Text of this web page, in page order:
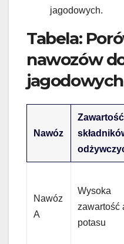
jagodowych.
Tabela:
nawozów
jagodowych
Nawóz
Zawartość
Nawóz
A
Wysoka
zawartość
potasu